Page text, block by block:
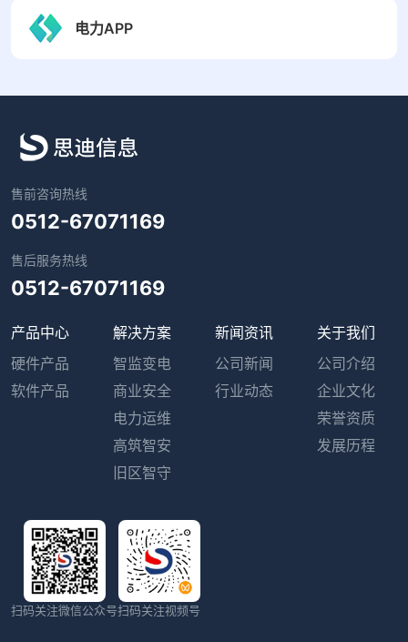
电力APP
售前咨询热线
0512-67071169
售后服务热线
0512-67071169
产品中心
硬件产品
软件产品
解决方案
智监变电
商业安全
电力运维
高筑智安
旧区智守
新闻资讯
公司新闻
行业动态
关于我们
公司介绍
企业文化
荣誉资质
发展历程
扫码关注微信公众号扫码关注视频号